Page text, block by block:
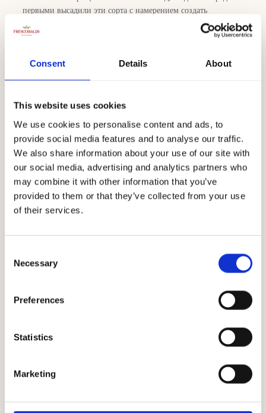
Consent Details About
This website uses cookies
We use cookies to personalise content and ads, to
provide social media features and to analyse our traffic.
We also share information about your use of our site with
our social media, advertising and analytics partners who
may combine it with other information that you’ve
provided to them or that they’ve collected from your use
of their services.
Selection
Necessary
Preferences
Statistics
Marketing
первыми высадили эти сорта с намерением создать
превосходное вино. С 1983 года их желание воплощается в
Крю Морморето — в вине с живым характером, глубоким и
Санджовезе, таким образом придав ему ещё большей
Климатическая
тенденция